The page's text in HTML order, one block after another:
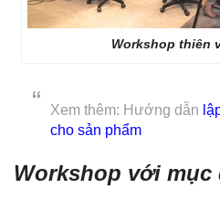
Workshop thiên
Xem thêm: Hướng dẫn
cho sản phẩm
Workshop với mục